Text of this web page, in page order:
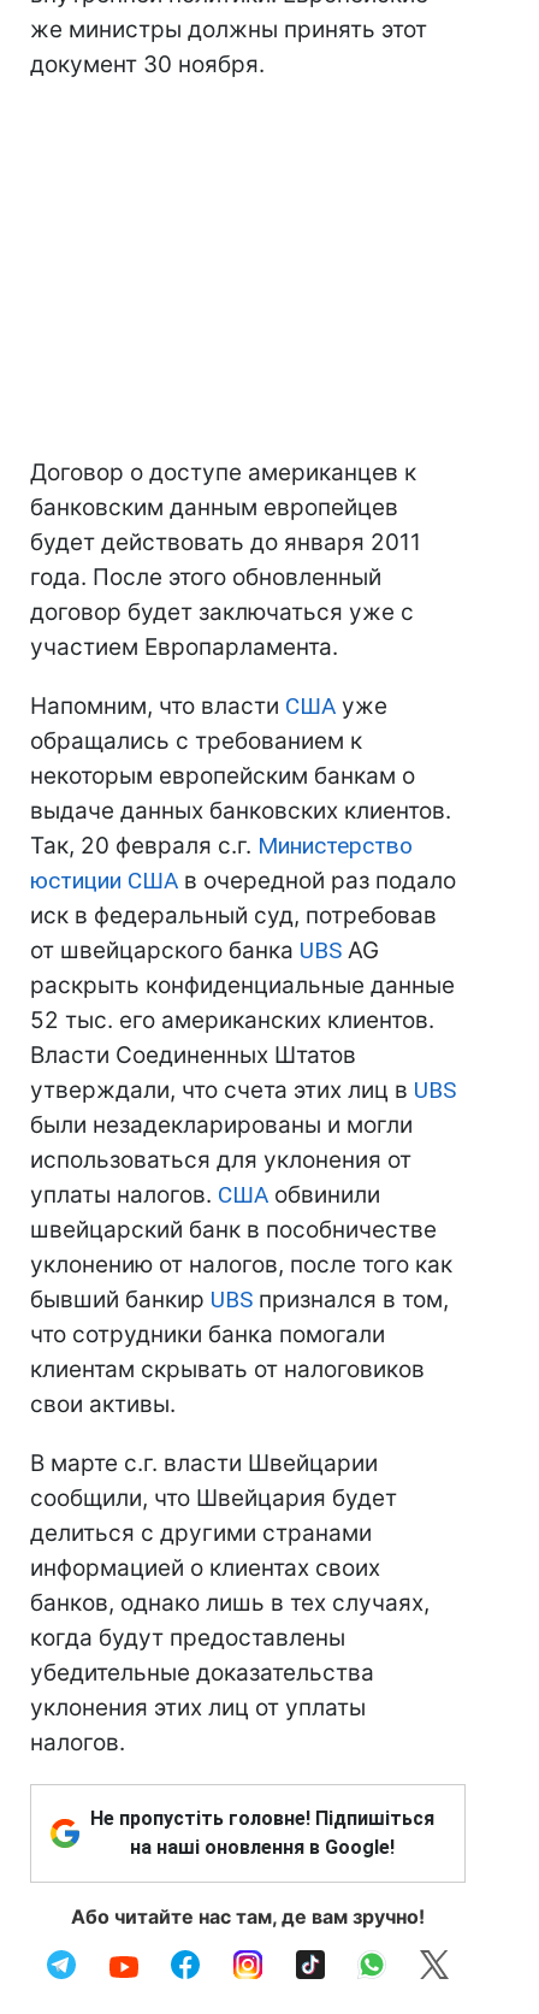
же министры должны принять этот
документ 30 ноября.
Договор о доступе американцев к
банковским данным европейцев
будет действовать до января 2011
года. После этого обновленный
договор будет заключаться уже с
участием Европарламента.
Напомним, что власти США уже
обращались с требованием к
некоторым европейским банкам о
выдаче данных банковских клиентов.
Так, 20 февраля с.г. Министерство
юстиции США в очередной раз подало
иск в федеральный суд, потребовав
от швейцарского банка UBS AG
раскрыть конфиденциальные данные
52 тыс. его американских клиентов.
Власти Соединенных Штатов
утверждали, что счета этих лиц в UBS
были незадекларированы и могли
использоваться для уклонения от
уплаты налогов. США обвинили
швейцарский банк в пособничестве
уклонению от налогов, после того как
бывший банкир UBS признался в том,
что сотрудники банка помогали
клиентам скрывать от налоговиков
свои активы.
В марте с.г. власти Швейцарии
сообщили, что Швейцария будет
делиться с другими странами
информацией о клиентах своих
банков, однако лишь в тех случаях,
когда будут предоставлены
убедительные доказательства
уклонения этих лиц от уплаты
налогов.
Не пропустіть головне! Підпишіться
на наші оновлення в Google!
Або читайте нас там, де вам зручно!